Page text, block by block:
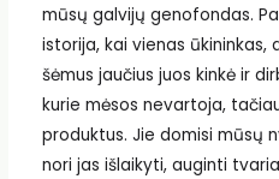
mūsų galvijų genofondas.
istorija, kai vienas ūkininkas,
šėmus jaučius juos kinkė ir
kurie mėsos nevartoja,
produktus. Jie domisi mūsų
nori jas išlaikyti, auginti